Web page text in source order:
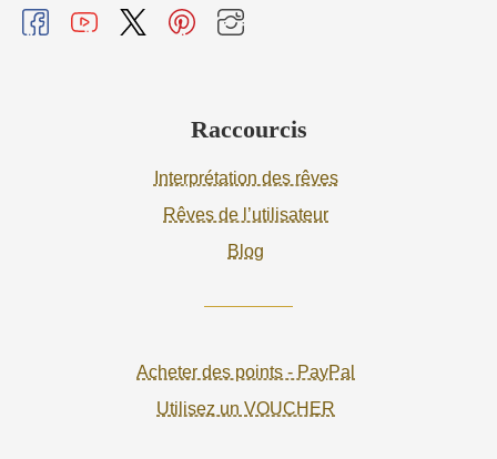
Raccourcis
Interprétation des rêves
Rêves de l’utilisateur
Blog
Acheter des points - PayPal
Utilisez un VOUCHER